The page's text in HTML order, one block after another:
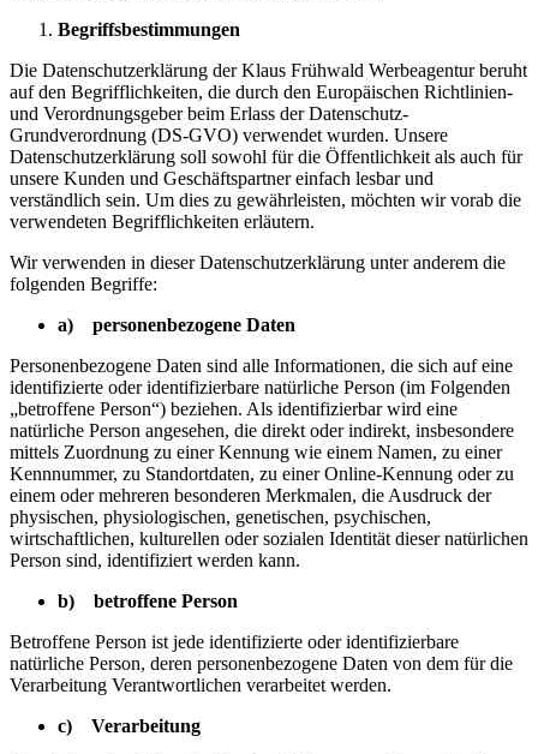
Begriffsbestimmungen
Die Datenschutzerklärung der Klaus Frühwald Werbeagentur beruht
auf den Begrifflichkeiten, die durch den Europäischen Richtlinien-
und Verordnungsgeber beim Erlass der Datenschutz-
Grundverordnung (DS-GVO) verwendet wurden. Unsere
Datenschutzerklärung soll sowohl für die Öffentlichkeit als auch für
unsere Kunden und Geschäftspartner einfach lesbar und
verständlich sein. Um dies zu gewährleisten, möchten wir vorab die
verwendeten Begrifflichkeiten erläutern.
Wir verwenden in dieser Datenschutzerklärung unter anderem die
folgenden Begriffe:
a) personenbezogene Daten
Personenbezogene Daten sind alle Informationen, die sich auf eine
identifizierte oder identifizierbare natürliche Person (im Folgenden
„betroffene Person“) beziehen. Als identifizierbar wird eine
natürliche Person angesehen, die direkt oder indirekt, insbesondere
mittels Zuordnung zu einer Kennung wie einem Namen, zu einer
Kennnummer, zu Standortdaten, zu einer Online-Kennung oder zu
einem oder mehreren besonderen Merkmalen, die Ausdruck der
physischen, physiologischen, genetischen, psychischen,
wirtschaftlichen, kulturellen oder sozialen Identität dieser natürlichen
Person sind, identifiziert werden kann.
b) betroffene Person
Betroffene Person ist jede identifizierte oder identifizierbare
natürliche Person, deren personenbezogene Daten von dem für die
Verarbeitung Verantwortlichen verarbeitet werden.
c) Verarbeitung